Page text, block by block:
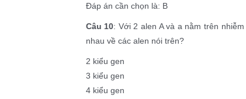
Đáp án cần chọn là: B
Câu 10: Với 2 alen A và a nằm trên
nhau về các alen nói trên?
2 kiểu gen
3 kiểu gen
4 kiểu gen